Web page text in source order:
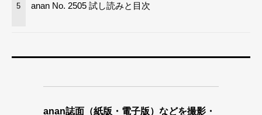
5 anan No. 2505 試し読みと目次
anan誌面（紙版・電子版）などを撮影・